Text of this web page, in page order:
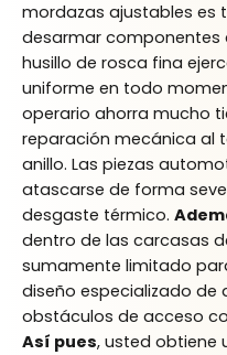
mordazas ajustables es
desarmar componentes
husillo de rosca fina
uniforme en todo
operario ahorra mucho
reparación mecánica al
anillo. Las piezas
atascarse de forma
desgaste térmico.
dentro de las carcasas
sumamente limitado
diseño especializado
obstáculos de acceso
Así pues, usted obtiene